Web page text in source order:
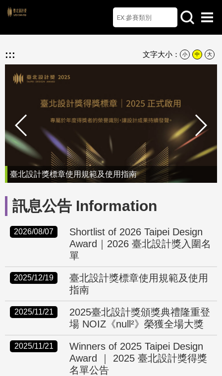
首頁 檔案下載 Q&A
聯絡我們 English
::: 文字大小： 小 中 大
臺北設計獎標章使用規範及使用指南
訊息公告 Information
Shortlist of 2026 Taipei Design
Award｜2026 臺北設計獎入圍名
單
2026/08/07
臺北設計獎標章使用規範及使用
指南
2025/12/19
2025臺北設計獎頒獎典禮隆重登
場 NOIZ《null²》榮獲全場大獎
2025/11/21
Winners of 2025 Taipei Design
Award ｜ 2025 臺北設計獎得獎
名單公告
2025/11/21